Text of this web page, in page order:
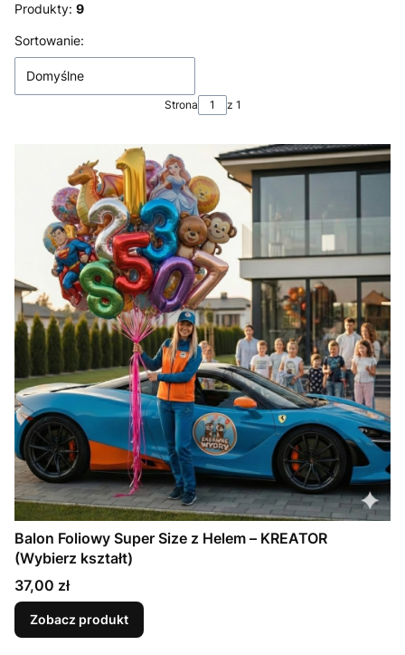
Produkty: 9
Lista produktów
Sortowanie:
Domyślne
Strona z 1
Balon Foliowy Super Size z Helem – KREATOR
(Wybierz kształt)
Cena
37,00 zł
Zobacz produkt